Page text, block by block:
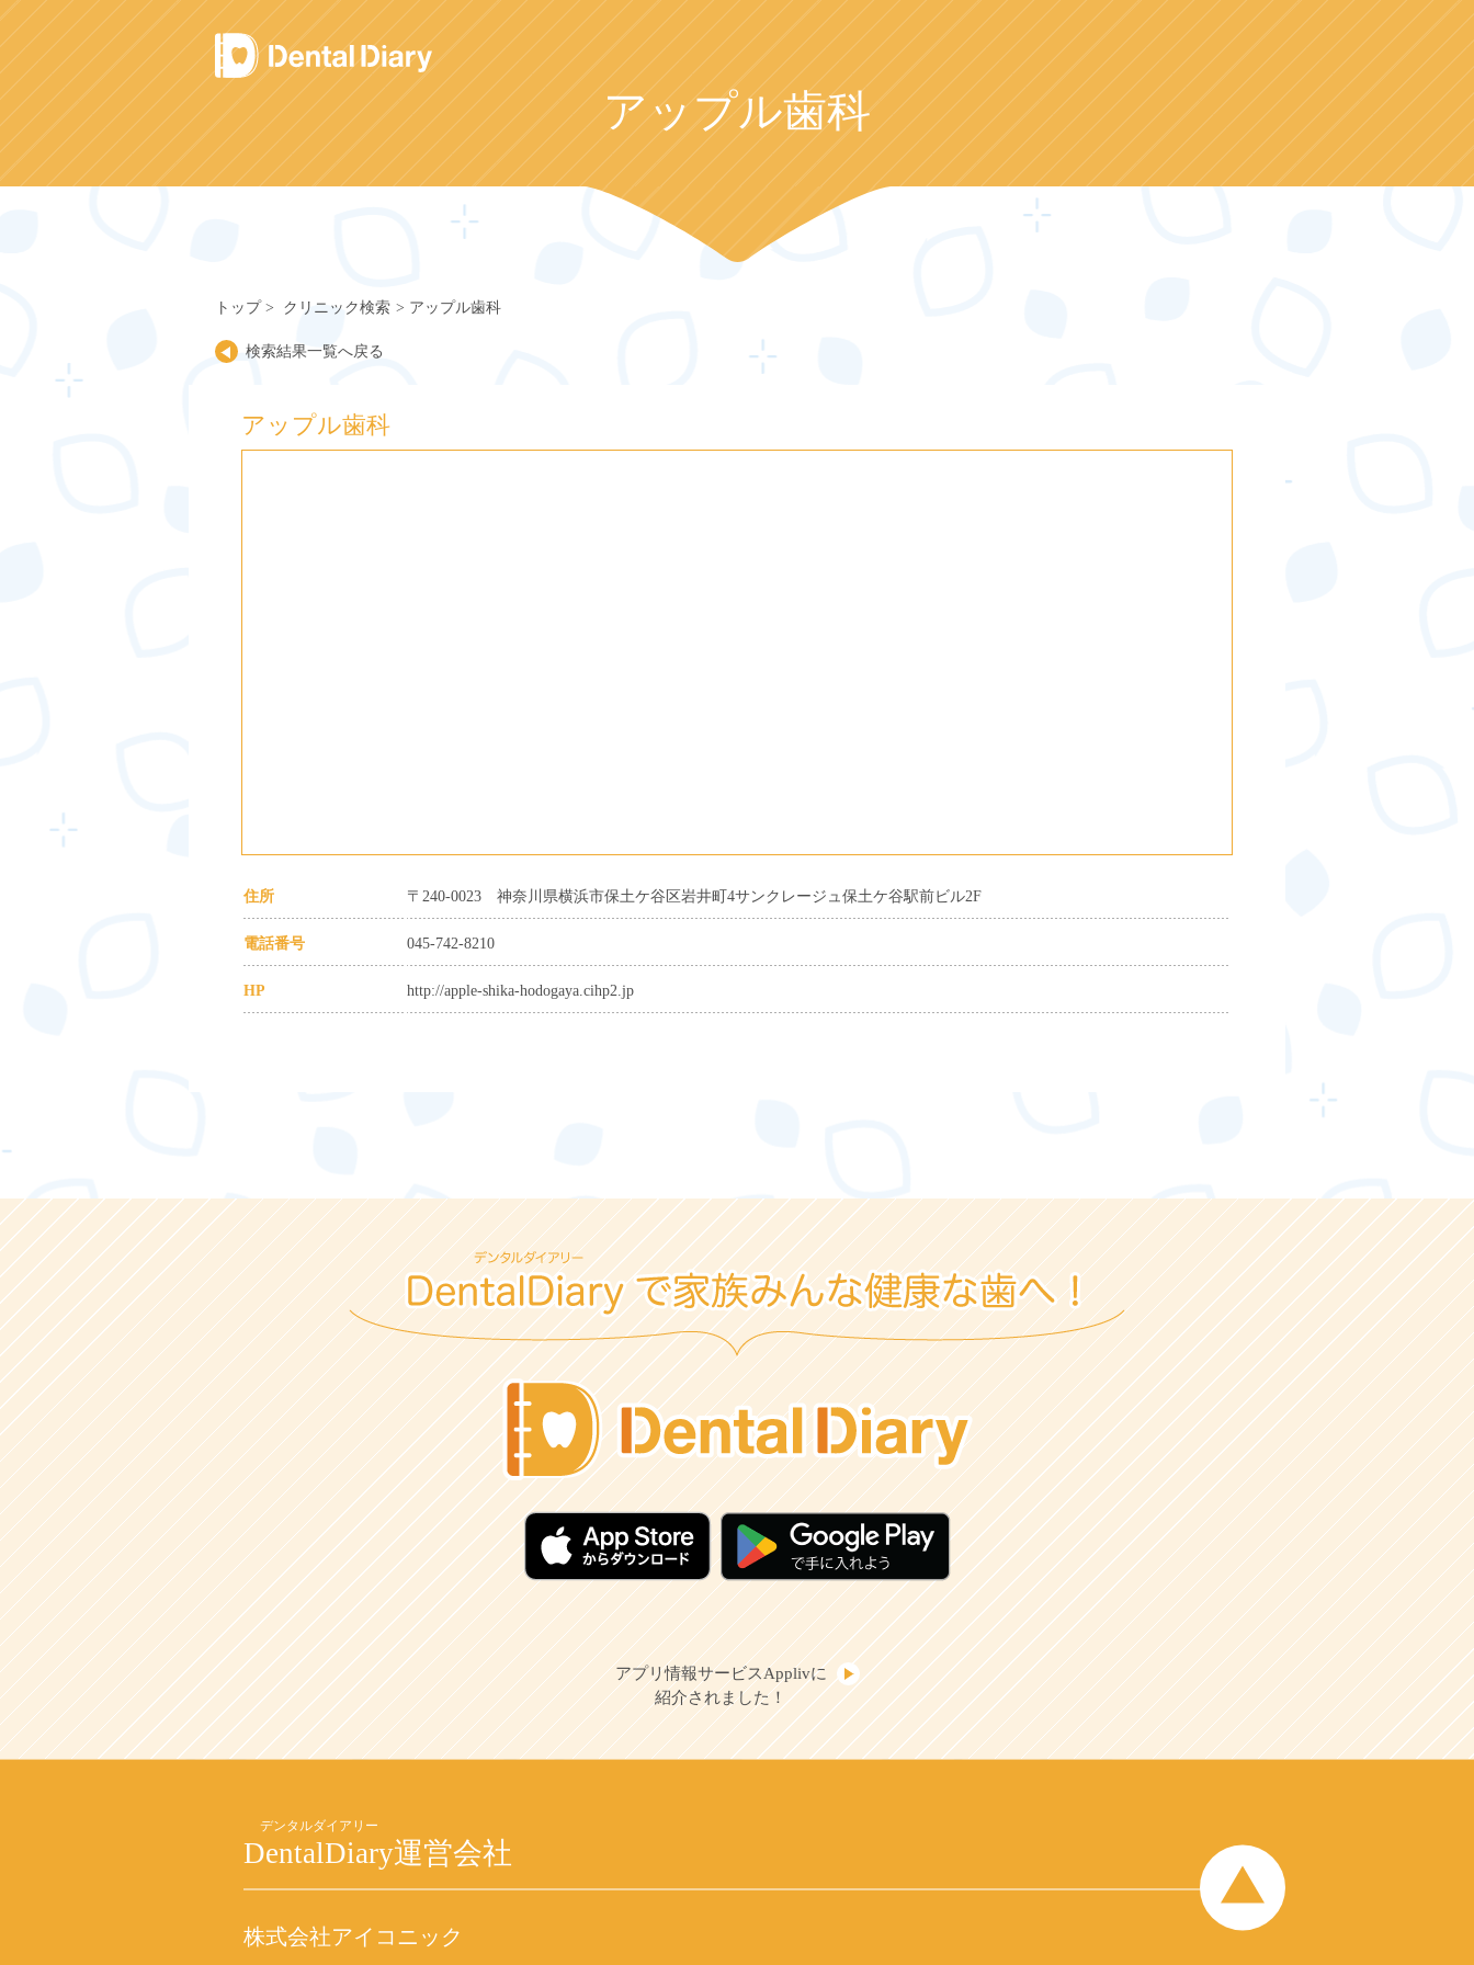
Skip
to
content
アップル歯科
トップ クリニック検索 アップル歯科
検索結果一覧へ戻る
アップル歯科
住所 〒240-0023 神奈川県横浜市保土ケ谷区岩井町4サンクレージュ保土ケ谷駅前ビル2F
電話番号 045-742-8210
HP http://apple-shika-hodogaya.cihp2.jp
アプリ情報サービスApplivに
紹介されました！
DentalDiary運営会社
株式会社アイコニック